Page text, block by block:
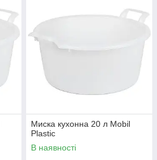
Миска кухонна 20 л Mobil
Plastic
В наявності